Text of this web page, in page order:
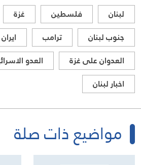
لبنان فلسطين غزة
جنوب لبنان
ترامب
ايران
العدوان على غزة
العدو
اخبار لبنان
مواضيع ذات صلة